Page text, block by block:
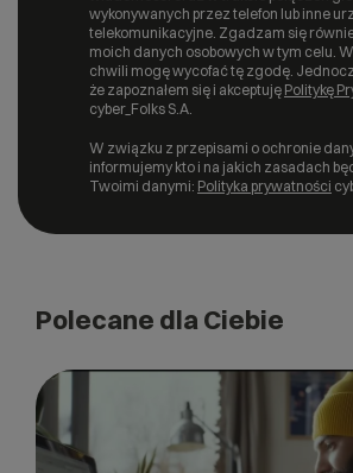
wykonywanych przez telefon lub inne
telekomunikacyjne. Zgadzam się
moich danych osobowych w tym celu.
chwili mogę wycofać tę zgodę.
że zapoznałem się i akceptuję Politykę
cyber_Folks S.A.
W związku z przepisami o ochronie
informujemy kto i na jakich zasadach
Twoimi danymi: Polityka prywatności
Polecane dla Ciebie